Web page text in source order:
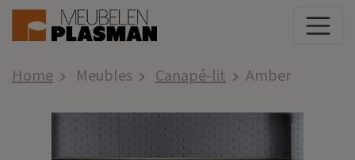
Home Meubles Canapé-lit Amber